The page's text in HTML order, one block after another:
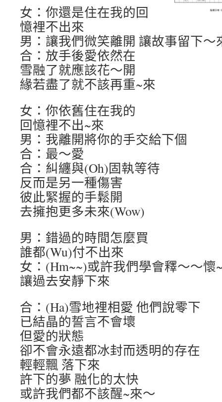
女：你還是住在我的回
憶裡不出來
男：讓我們微笑離開 讓故事留下～
合：放手後愛依然在
雪融了就應該花～開
緣若盡了就不該再重~來
女：你依舊住在我的
回憶裡不出~來
男：我離開將你的手交給下個
合：最～愛
合：糾纏與(Oh)固執等待
反而是另一種傷害
彼此緊握的手鬆開
去擁抱更多未來(Wow)
男：錯過的時間怎麼買
誰都(Wu)付不出來
女：(Hm~~)或許我們學會釋～～懷
讓過去安靜下來
合：(Ha)雪地裡相愛 他們說零下
已結晶的誓言不會壞
但愛的狀態
卻不會永遠都冰封而透明的存在
輕輕飄 落下來
許下的夢 融化的太快
或許我們都不該醒~來～